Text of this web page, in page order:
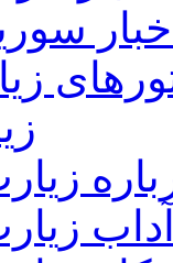
اخبار
آداب